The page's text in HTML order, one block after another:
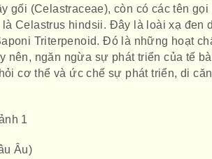
gối (Celastraceae), còn có các tên gọi
Celastrus hindsii. Đây là loài xạ đen
Triterpenoid. Đó là những hoạt
nên, ngăn ngừa sự phát triển của tế
cơ thể và ức chế sự phát triển, di
1
Âu)